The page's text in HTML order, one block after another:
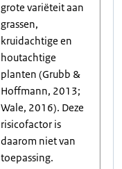
grote variëteit aan
grassen,
kruidachtige en
houtachtige
planten (Grubb &
Hoffmann, 2013;
Wale, 2016). Deze
risicofactor is
daarom niet van
toepassing.